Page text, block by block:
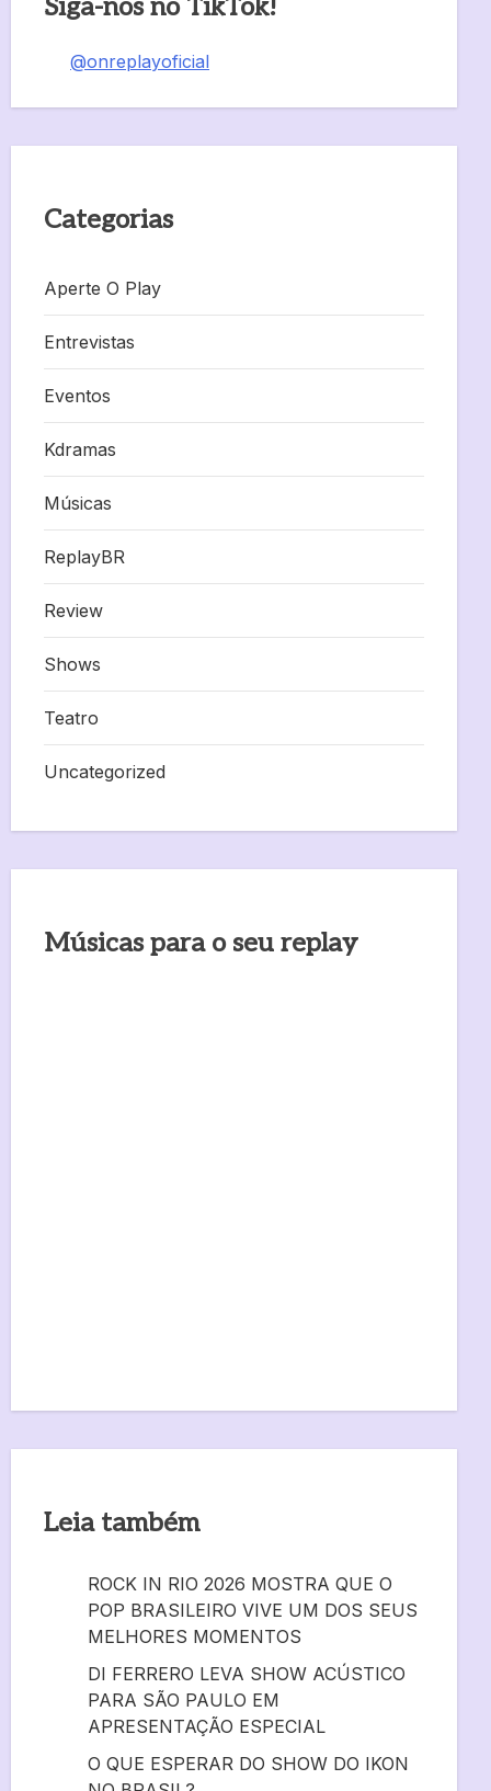
Siga-nos no TikTok!
@onreplayoficial
Categorias
Aperte O Play
Entrevistas
Eventos
Kdramas
Músicas
ReplayBR
Review
Shows
Teatro
Uncategorized
Músicas para o seu replay
Leia também
ROCK IN RIO 2026 MOSTRA QUE O
POP BRASILEIRO VIVE UM DOS SEUS
MELHORES MOMENTOS
DI FERRERO LEVA SHOW ACÚSTICO
PARA SÃO PAULO EM
APRESENTAÇÃO ESPECIAL
O QUE ESPERAR DO SHOW DO IKON